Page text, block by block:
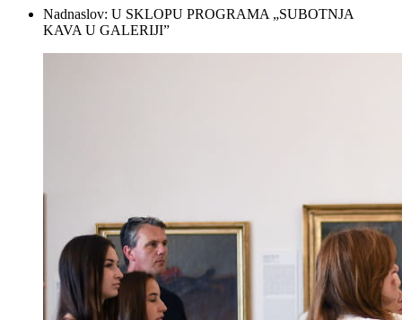
Nadnaslov: U SKLOPU PROGRAMA „SUBOTNJA
KAVA U GALERIJI”